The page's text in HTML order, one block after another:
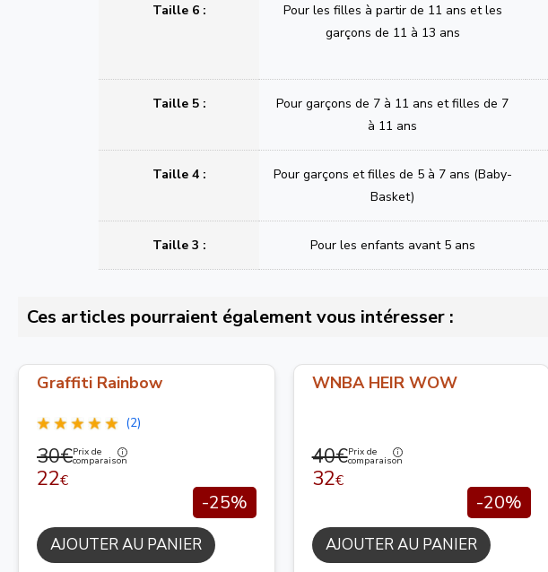
Taille 6 :
Pour les filles à partir de 11 ans et les
garçons de 11 à 13 ans
Taille 5 :
Pour garçons de 7 à 11 ans et filles de 7
à 11 ans
Taille 4 :
Pour garçons et filles de 5 à 7 ans (Baby-
Basket)
Taille 3 : Pour les enfants avant 5 ans
Ces articles pourraient également vous intéresser :
Graffiti Rainbow
(2)
30€Prix de
comparaison
22€
-25%
AJOUTER AU PANIER
WNBA HEIR WOW
40€Prix de
comparaison
32€
-20%
AJOUTER AU PANIER